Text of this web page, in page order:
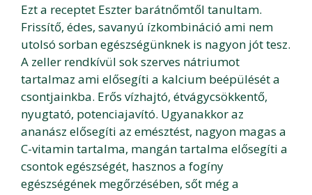
Ezt a receptet Eszter barátnőmtől tanultam.
Frissítő, édes, savanyú ízkombináció ami nem
utolsó sorban egészségünknek is nagyon jót tesz.
A zeller rendkívül sok szerves nátriumot
tartalmaz ami elősegíti a kalcium beépülését a
csontjainkba. Erős vízhajtó, étvágycsökkentő,
nyugtató, potenciajavító. Ugyanakkor az
ananász elősegíti az emésztést, nagyon magas a
C-vitamin tartalma, mangán tartalma elősegíti a
csontok egészségét, hasznos a fogíny
egészségének megőrzésében, sőt még a